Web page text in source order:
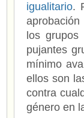
igualitario.
los
pujantes
mínimo
ellos son
contra
género en